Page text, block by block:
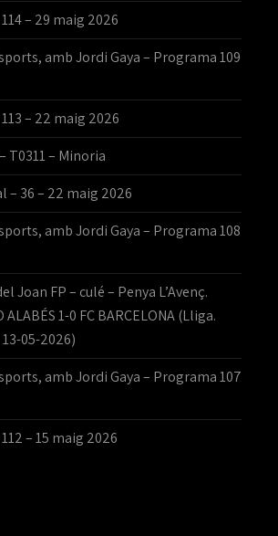
– 29 maig 2026
amb Jordi Gaya – Programa 109
– 22 maig 2026
T0311 – Minoria
– 36 – 22 maig 2026
amb Jordi Gaya – Programa 108
Joan FP – culé – Penya L’Avenç.
ALABÉS 1-0 FC BARCELONA (Lliga.
05-2026)
amb Jordi Gaya – Programa 107
– 15 maig 2026